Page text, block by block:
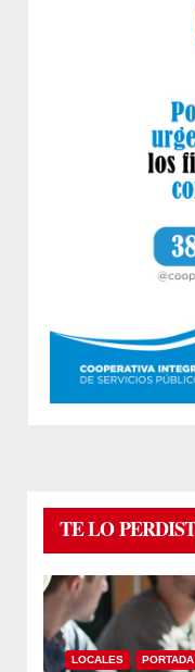
TE LO
LOCALES PORTADA